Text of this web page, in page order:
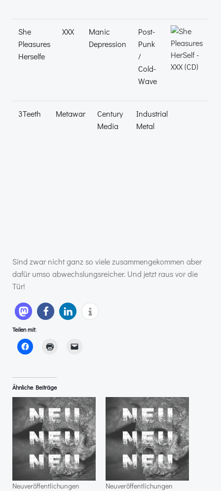
She
Pleasures
Herselfe
XXX
Manic
Depression
Post-
Punk
/
Cold-
Wave
3Teeth Metawar
Century
Media
Industrial
Metal
Sind zwar nicht ganz so viele zusammengekommen aber
dafür umso abwechslungsreicher. Und jetzt raus vor die
Tür!
Teilen mit:
Ähnliche Beiträge
Neuveröffentlichungen
Neuveröffentlichungen